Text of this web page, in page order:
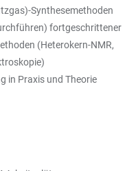
Synthesemethoden
fortgeschrittener
(Heterokern-NMR,
in Praxis und Theorie